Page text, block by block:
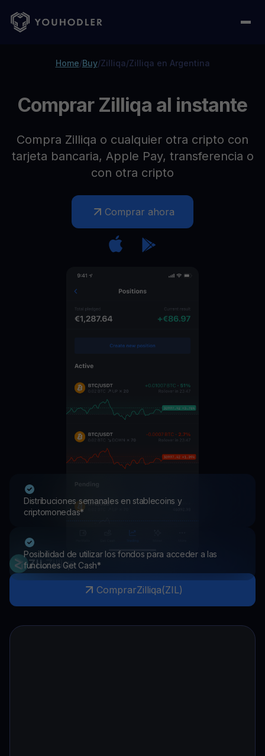
Home/Buy/Zilliqa/Zilliqa en Argentina
Comprar Zilliqa al instante
Compra Zilliqa o cualquier otra cripto con
tarjeta bancaria, Apple Pay, transferencia o
con otra cripto
Comprar ahora
Distribuciones semanales en stablecoins y
criptomonedas*
Posibilidad de utilizar los fondos para acceder a las
funciones Get Cash*
ZILZilliqa
ComprarZilliqa(ZIL)